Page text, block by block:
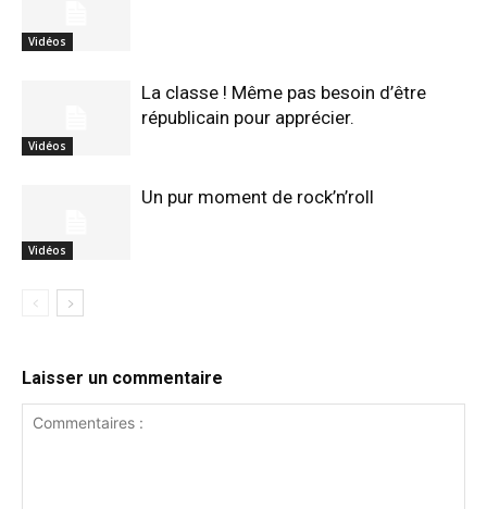
Vidéos
Vidéos
La classe ! Même pas besoin d’être
républicain pour apprécier.
Vidéos
Un pur moment de rock’n’roll
Laisser un commentaire